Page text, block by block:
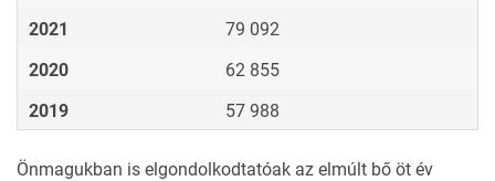
2021
79 092
2020
62 855
2019
57 988
Önmagukban is elgondolkodtatóak az elmúlt bő öt év